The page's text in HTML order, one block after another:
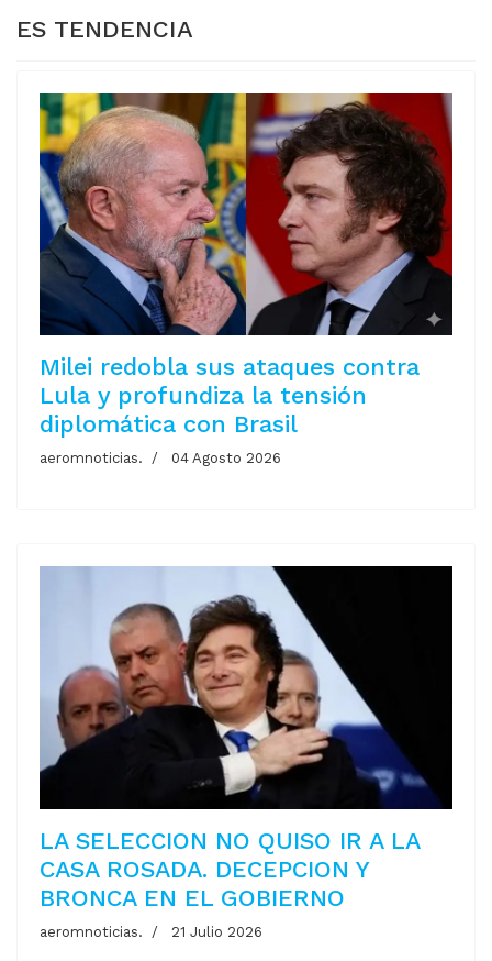
ES TENDENCIA
Milei redobla sus ataques contra
Lula y profundiza la tensión
diplomática con Brasil
aeromnoticias. 04 Agosto 2026
LA SELECCION NO QUISO IR A LA
CASA ROSADA. DECEPCION Y
BRONCA EN EL GOBIERNO
aeromnoticias. 21 Julio 2026